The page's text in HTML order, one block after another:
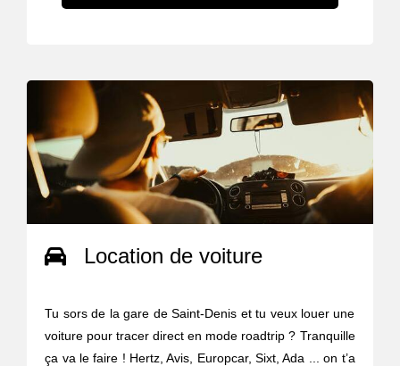
Location de voiture
Tu sors de la gare de Saint-Denis et tu veux louer une
voiture pour tracer direct en mode roadtrip ? Tranquille
ça va le faire ! Hertz, Avis, Europcar, Sixt, Ada ... on t’a